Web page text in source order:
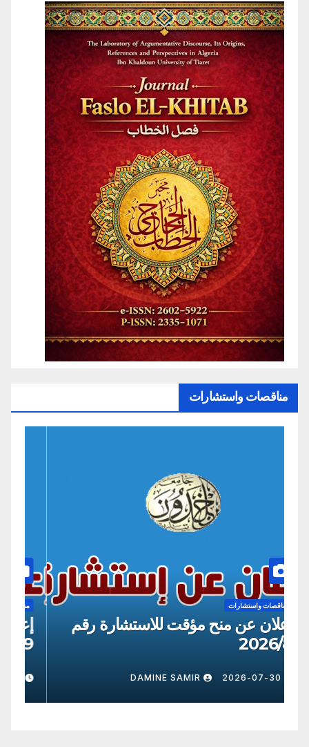
مناقصات واستشارات
مناقصات واستشارات
إعلان عن منح مؤقت للاستشارة رقم
2026/8
2026-07-30
DAMINE SAMIR